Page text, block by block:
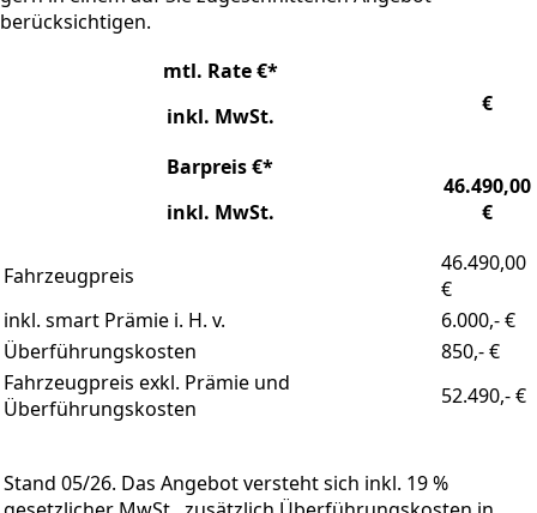
berücksichtigen.
mtl. Rate €*
inkl. MwSt.
€
Barpreis €*
inkl. MwSt.
46.490,00
€
Fahrzeugpreis
46.490,00
€
inkl. smart Prämie i. H. v.
6.000,- €
Überführungskosten
850,- €
Fahrzeugpreis exkl. Prämie und
Überführungskosten
52.490,- €
Stand 05/26. Das Angebot versteht sich inkl. 19 %